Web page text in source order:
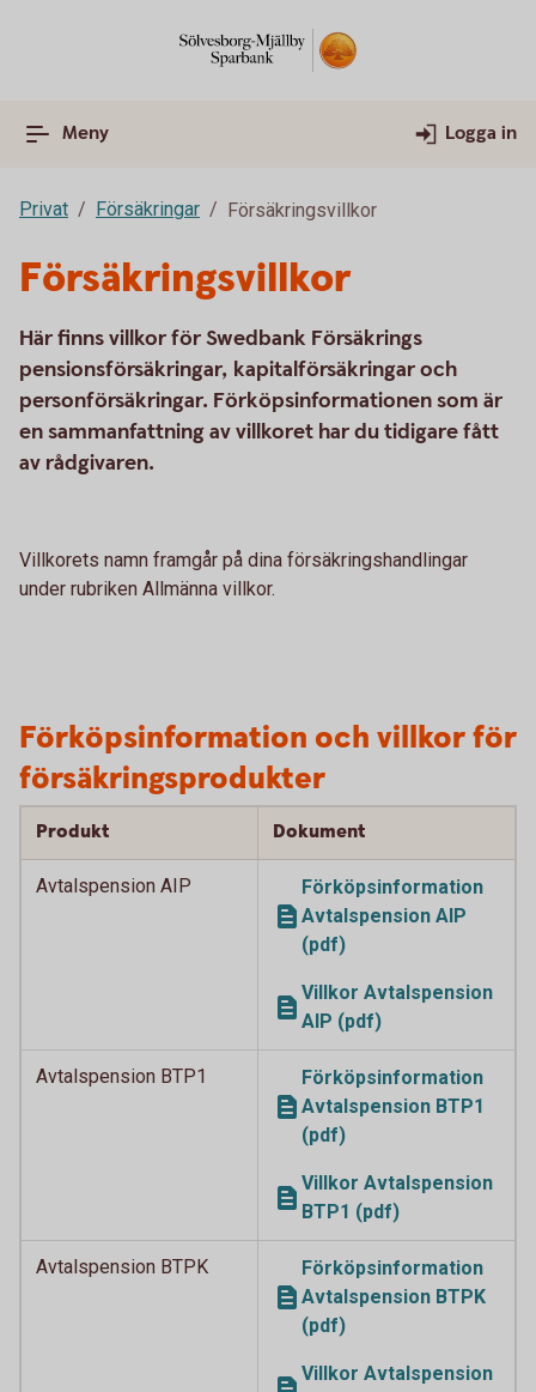
Meny Logga in
Privat Försäkringar Försäkringsvillkor
Försäkringsvillkor
Här finns villkor för Swedbank Försäkrings
pensionsförsäkringar, kapitalförsäkringar och
personförsäkringar. Förköpsinformationen som är
en sammanfattning av villkoret har du tidigare fått
av rådgivaren.
Villkorets namn framgår på dina försäkringshandlingar
under rubriken Allmänna villkor.
Förköpsinformation och villkor för
försäkringsprodukter
Produkt Dokument
Avtalspension AIP
Förköpsinformation
Avtalspension AIP
(pdf)
Villkor Avtalspension
AIP (pdf)
Avtalspension BTP1
Förköpsinformation
Avtalspension BTP1
(pdf)
Villkor Avtalspension
BTP1 (pdf)
Avtalspension BTPK
Förköpsinformation
Avtalspension BTPK
(pdf)
Villkor Avtalspension